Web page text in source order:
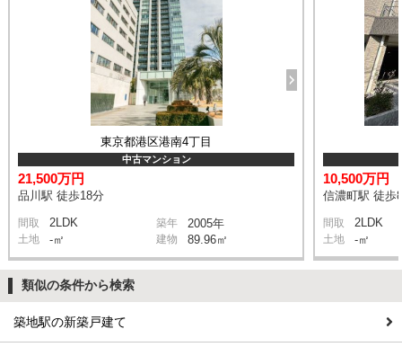
東京都港区港南4丁目
中古マンション
21,500万円
品川駅 徒歩18分
間取 2LDK 築年 2005年
土地 -㎡ 建物 89.96㎡
10,500万円
信濃町駅 徒歩
間取 2LDK
土地 -㎡
類似の条件から検索
築地駅の新築戸建て